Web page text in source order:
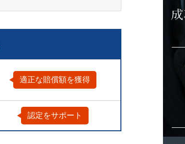
適正な賠償額を獲得
認定をサポート